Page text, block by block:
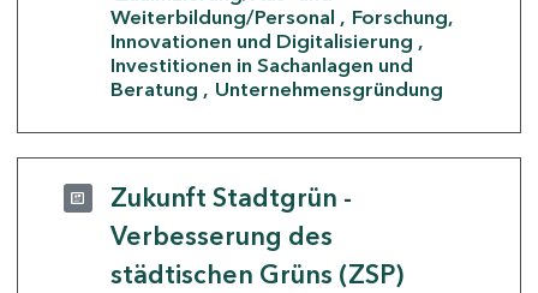
Weiterbildung/Personal
Forschung,
Innovationen und Digitalisierung
Investitionen in Sachanlagen und
Beratung
Unternehmensgründung
Zukunft Stadtgrün -
Verbesserung des
städtischen Grüns (ZSP)